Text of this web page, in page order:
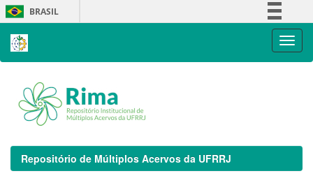
Skip
navigation
BRASIL
Repositório de Múltiplos Acervos da UFRRJ